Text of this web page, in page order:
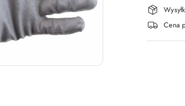
i
Cena